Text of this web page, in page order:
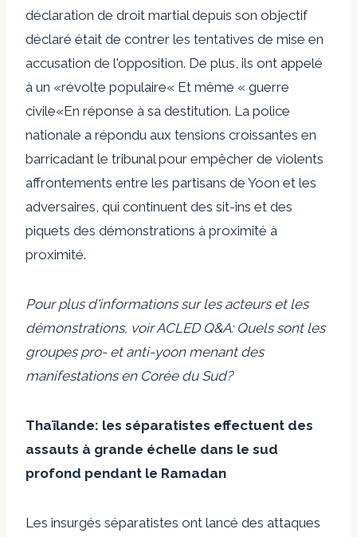
déclaration de droit martial depuis son objectif
déclaré était de contrer les tentatives de mise en
accusation de l'opposition. De plus, ils ont appelé
à un «révolte populaire« Et même « guerre
civile«En réponse à sa destitution. La police
nationale a répondu aux tensions croissantes en
barricadant le tribunal pour empêcher de violents
affrontements entre les partisans de Yoon et les
adversaires, qui continuent des sit-ins et des
piquets des démonstrations à proximité à
proximité.
Pour plus d'informations sur les acteurs et les
démonstrations, voirACLED Q&A: Quels sont les
groupes pro- et anti-yoon menant des
manifestations en Corée du Sud?
Thaïlande: les séparatistes effectuent des
assauts à grande échelle dans le sud
profond pendant le Ramadan
Les insurgés séparatistes ont lancé des attaques